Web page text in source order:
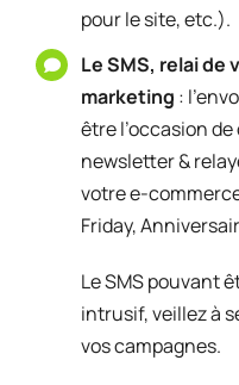
pour le site, etc.).
Le SMS, relai de
marketing :
être l’occasion
newsletter &
votre e-
Friday,
Le SMS pouvant
intrusif, veillez à
vos campagnes.